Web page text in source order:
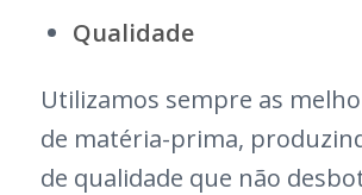
Qualidade
Utilizamos sempre as
de matéria-prima,
de qualidade que não